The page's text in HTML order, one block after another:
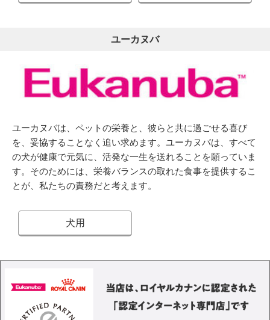
ユーカヌバ
ユーカヌバは、ペットの栄養と、彼らと共に過ごせる喜び
を、妥協することなく追い求めます。ユーカヌバは、すべて
の犬が健康で元気に、活発な一生を送れることを願っていま
す。そのためには、栄養バランスの取れた食事を提供するこ
とが、私たちの責務だと考えます。
犬用